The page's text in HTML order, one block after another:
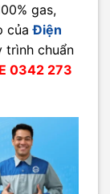
gas,
củaĐiện
trình chuẩn
0342 273